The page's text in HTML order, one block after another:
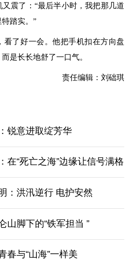
了：“最后半小时，我把那几道
踏实。”
了好一会。他把手机扣在方向盘
是长长地舒了一口气。
责任编辑：刘础琪
锐意进取绽芳华
在“死亡之海”边缘让信号满格
：洪汛逆行 电护安然
山脚下的“铁军担当 ”
春与“山海”一样美